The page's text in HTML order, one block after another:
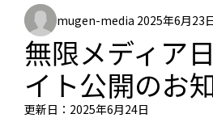
mugen-media 2025年6月23
無限メディア
イト公開のお
更新日：2025年6月24日